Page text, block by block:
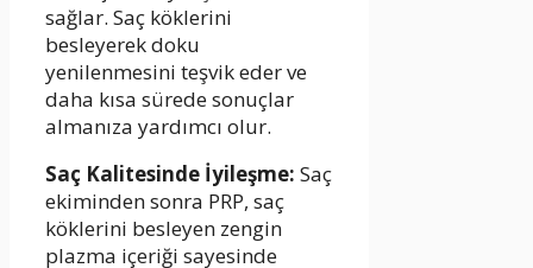
sağlar. Saç köklerini
besleyerek doku
yenilenmesini teşvik eder ve
daha kısa sürede sonuçlar
almanıza yardımcı olur.
Saç Kalitesinde İyileşme: Saç
ekiminden sonra PRP, saç
köklerini besleyen zengin
plazma içeriği sayesinde